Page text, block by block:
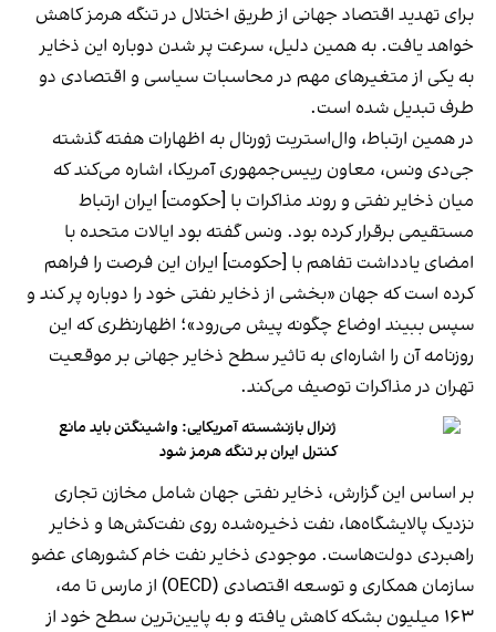
برای تهدید اقتصاد جهانی از طریق اختلال در تنگه هرمز کاهش
خواهد یافت. به همین دلیل، سرعت پر شدن دوباره این ذخایر
به یکی از متغیرهای مهم در محاسبات سیاسی و اقتصادی دو
طرف تبدیل شده است.
در همین ارتباط، وال‌استریت ژورنال به اظهارات هفته گذشته
جی‌دی ونس، معاون رییس‌جمهوری آمریکا، اشاره می‌کند که
میان ذخایر نفتی و روند مذاکرات با [حکومت] ایران ارتباط
مستقیمی برقرار کرده بود. ونس گفته بود ایالات متحده با
امضای یادداشت تفاهم با [حکومت] ایران این فرصت را فراهم
کرده است که جهان «بخشی از ذخایر نفتی خود را دوباره پر کند و
سپس ببیند اوضاع چگونه پیش می‌رود»؛ اظهارنظری که این
روزنامه آن را اشاره‌ای به تاثیر سطح ذخایر جهانی بر موقعیت
تهران در مذاکرات توصیف می‌کند.
ژنرال بازنشسته آمریکایی: واشینگتن باید مانع
کنترل ایران بر تنگه هرمز شود
بر اساس این گزارش، ذخایر نفتی جهان شامل مخازن تجاری
نزدیک پالایشگاه‌ها، نفت ذخیره‌شده روی نفت‌کش‌ها و ذخایر
راهبردی دولت‌هاست. موجودی ذخایر نفت خام کشورهای عضو
سازمان همکاری و توسعه اقتصادی (OECD) از مارس تا مه،
۱۶۳ میلیون بشکه کاهش یافته و به پایین‌ترین سطح خود از